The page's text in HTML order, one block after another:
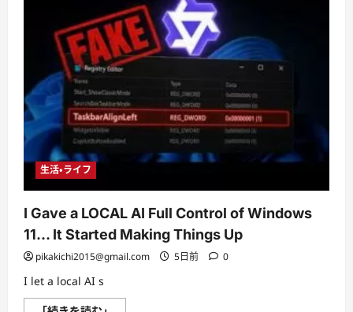
つ
い
て
さ
ら
に
読
生活・ライフ
I Gave a LOCAL AI Full Control of Windows
11… It Started Making Things Up
pikakichi2015@gmail.com 5日前 0
I let a local AI s